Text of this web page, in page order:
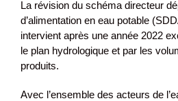
La révision du schéma directeur
d’alimentation en eau potable
intervient après une année 2022
le plan hydrologique et par les
produits.
Avec l’ensemble des acteurs de